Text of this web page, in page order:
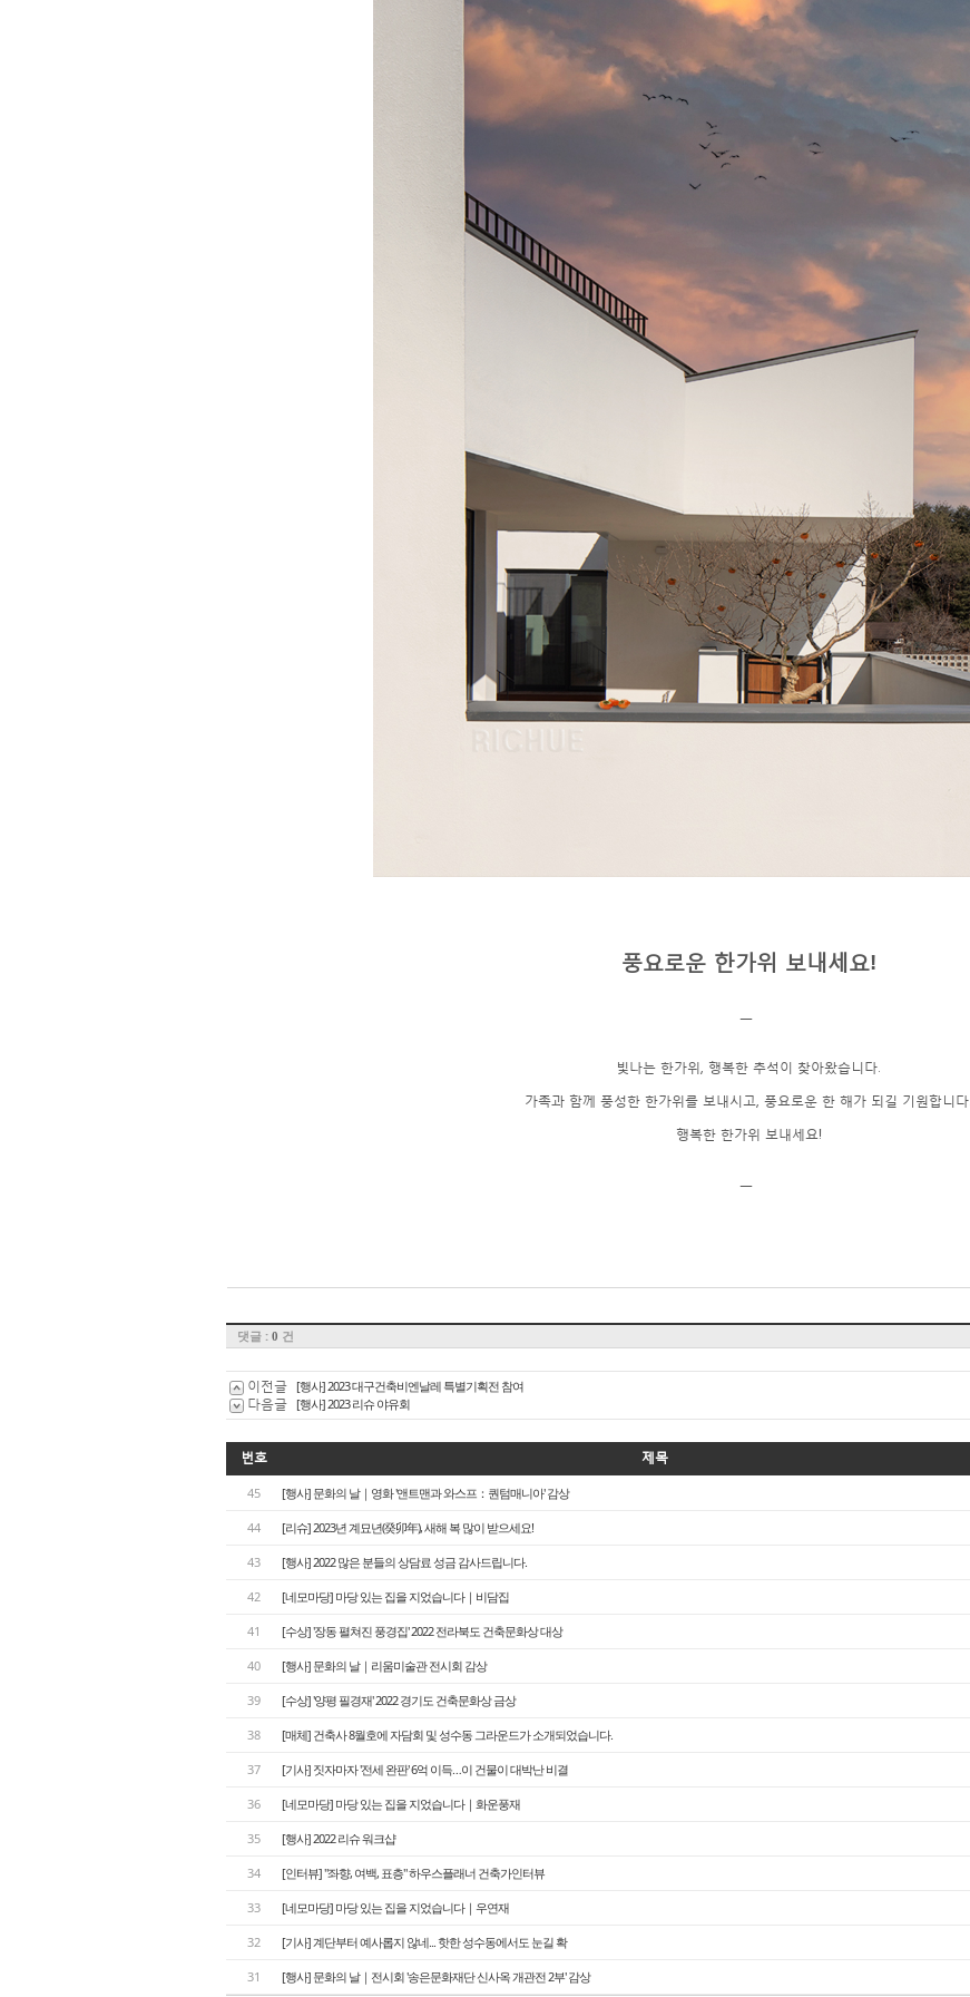
풍요로운 한가위 보내세요!
ㅡ
빛나는 한가위, 행복한 추석이 찾아왔습니다.
가족과 함께 풍성한 한가위를 보내시고, 풍요로운 한 해가 되길 기원합니다.
행복한 한가위 보내세요!​​
ㅡ
댓글 : 0 건
이전글 [행사] 2023 대구건축비엔날레 특별기획전 참여
다음글 [행사] 2023 리슈 야유회
번호 제목
45 [행사] 문화의 날｜영화 '앤트맨과 와스프：퀀텀매니아' 감상
44 [리슈] 2023년 계묘년(癸卯年), 새해 복 많이 받으세요!
43 [행사] 2022 많은 분들의 상담료 성금 감사드립니다.
42 [네모마당] 마당 있는 집을 지었습니다｜비담집
41 [수상] '장동 펼쳐진 풍경집' 2022 전라북도 건축문화상 대상
40 [행사] 문화의 날｜리움미술관 전시회 감상
39 [수상] '양평 필경재' 2022 경기도 건축문화상 금상
38 [매체] 건축사 8월호에 자담회 및 성수동 그라운드가 소개되었습니다.
37 [기사] 짓자마자 '전세 완판' 6억 이득…이 건물이 대박난 비결
36 [네모마당] 마당 있는 집을 지었습니다｜화운풍재
35 [행사] 2022 리슈 워크샵
34 [인터뷰] "좌향, 여백, 표층" 하우스플래너 건축가인터뷰
33 [네모마당] 마당 있는 집을 지었습니다｜우연재
32 [기사] 계단부터 예사롭지 않네... 핫한 성수동에서도 눈길 확
31 [행사] 문화의 날｜전시회 '송은문화재단 신사옥 개관전 2부' 감상